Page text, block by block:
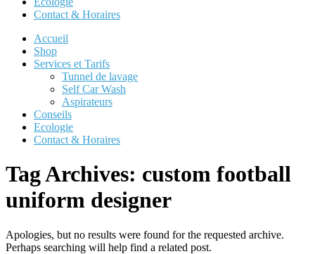
Contact & Horaires
Accueil
Shop
Services et Tarifs
Tunnel de lavage
Self Car Wash
Aspirateurs
Conseils
Ecologie
Contact & Horaires
Tag Archives: custom football
uniform designer
Apologies, but no results were found for the requested archive.
Perhaps searching will help find a related post.